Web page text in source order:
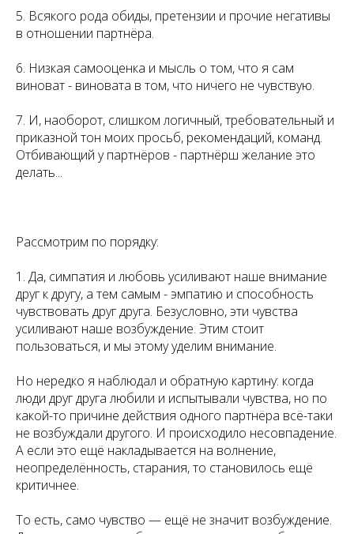
5. Всякого рода обиды, претензии и прочие негативы
в отношении партнёра.
6. Низкая самооценка и мысль о том, что я сам
виноват - виновата в том, что ничего не чувствую.
7. И, наоборот, слишком логичный, требовательный и
приказной тон моих просьб, рекомендаций, команд.
Отбивающий у партнёров - партнёрш желание это
делать...
Рассмотрим по порядку:
1. Да, симпатия и любовь усиливают наше внимание
друг к другу, а тем самым - эмпатию и способность
чувствовать друг друга. Безусловно, эти чувства
усиливают наше возбуждение. Этим стоит
пользоваться, и мы этому уделим внимание.
Но нередко я наблюдал и обратную картину: когда
люди друг друга любили и испытывали чувства, но по
какой-то причине действия одного партнёра всё-таки
не возбуждали другого. И происходило несовпадение.
А если это ещё накладывается на волнение,
неопределённость, старания, то становилось ещё
критичнее.
То есть, само чувство — ещё не значит возбуждение.